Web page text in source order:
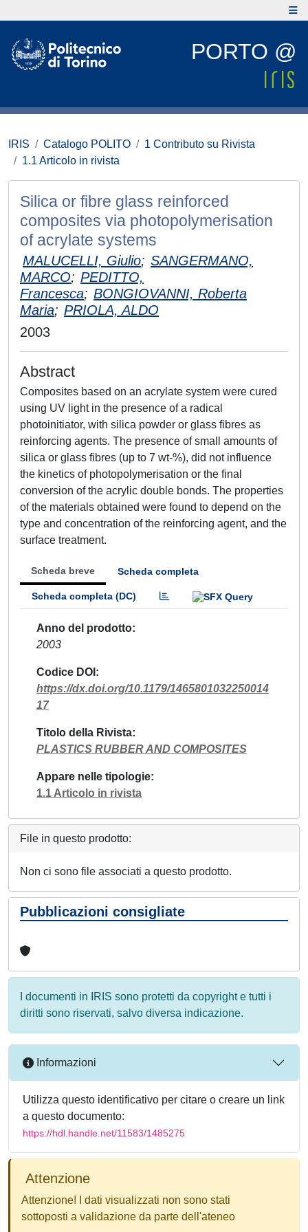
PORTO @
IRIS Catalogo POLITO
1 Contributo su Rivista
1.1 Articolo in rivista
Silica or fibre glass reinforced
composites via photopolymerisation
of acrylate systems
MALUCELLI, Giulio; SANGERMANO,
MARCO; PEDITTO,
Francesca; BONGIOVANNI, Roberta
Maria; PRIOLA, ALDO
2003
Abstract
Composites based on an acrylate system were cured
using UV light in the presence of a radical
photoinitiator, with silica powder or glass fibres as
reinforcing agents. The presence of small amounts of
silica or glass fibres (up to 7 wt-%), did not influence
the kinetics of photopolymerisation or the final
conversion of the acrylic double bonds. The properties
of the materials obtained were found to depend on the
type and concentration of the reinforcing agent, and the
surface treatment.
Scheda breve Scheda completa
Scheda completa (DC)
Anno del prodotto
2003
Codice DOI
https://dx.doi.org/10.1179/1465801032250014
17
Titolo della Rivista
PLASTICS RUBBER AND COMPOSITES
Appare nelle tipologie
1.1 Articolo in rivista
File in questo prodotto:
Non ci sono file associati a questo prodotto.
Pubblicazioni consigliate
I documenti in IRIS sono protetti da copyright e tutti i
diritti sono riservati, salvo diversa indicazione.
Informazioni
Utilizza questo identificativo per citare o creare un link
a questo documento:
https://hdl.handle.net/11583/1485275
Attenzione
Attenzione! I dati visualizzati non sono stati
sottoposti a validazione da parte dell'ateneo